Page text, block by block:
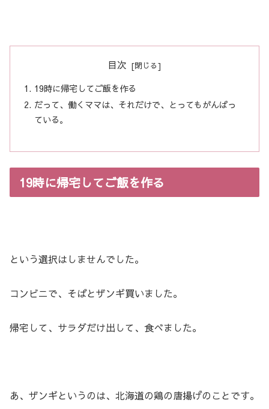
目次
19時に帰宅してご飯を作る
だって、働くママは、それだけで、とってもがんばっ
ている。
19時に帰宅してご飯を作る
という選択はしませんでした。
コンビニで、そばとザンギ買いました。
帰宅して、サラダだけ出して、食べました。
あ、ザンギというのは、北海道の鶏の唐揚げのことです。